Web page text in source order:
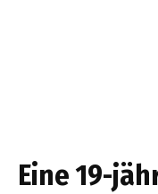
Eine 19-